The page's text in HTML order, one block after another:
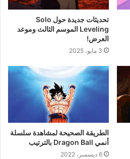
تحديثات جديدة حول Solo
Leveling الموسم الثالث وموعد
العرض!
3 مايو، 2025
الطريقة الصحيحة لمشاهدة سلسلة
أنمي Dragon Ball بالترتيب
6 ديسمبر، 2022